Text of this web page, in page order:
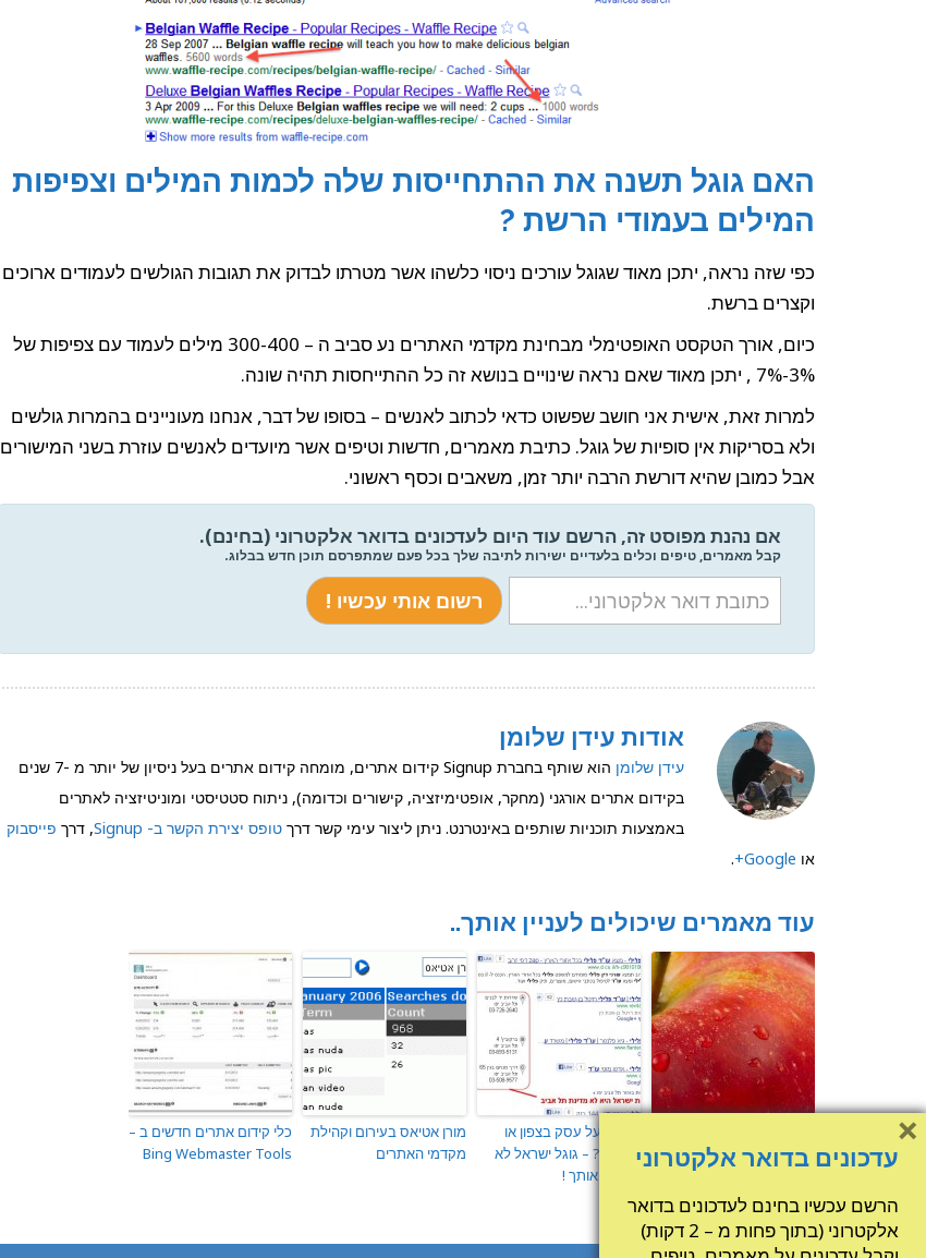
האם גוגל תשנה את ההתחייסות שלה לכמות המילים וצפיפות
המילים בעמודי הרשת ?
כפי שזה נראה, יתכן מאוד שגוגל עורכים ניסוי כלשהו אשר מטרתו לבדוק את תגובות הגולשים לעמודים ארוכים
וקצרים ברשת.
כיום, אורך הטקסט האופטימלי מבחינת מקדמי האתרים נע סביב ה – 300-400 מילים לעמוד עם צפיפות של
3%-7% , יתכן מאוד שאם נראה שינויים בנושא זה כל ההתייחסות תהיה שונה.
למרות זאת, אישית אני חושב שפשוט כדאי לכתוב לאנשים – בסופו של דבר, אנחנו מעוניינים בהמרות גולשים
ולא בסריקות אין סופיות של גוגל. כתיבת מאמרים, חדשות וטיפים אשר מיועדים לאנשים עוזרת בשני המישורים
אבל כמובן שהיא דורשת הרבה יותר זמן, משאבים וכסף ראשוני.
אם נהנת מפוסט זה, הרשם עוד היום לעדכונים בדואר אלקטרוני (בחינם).
קבל מאמרים, טיפים וכלים בלעדיים ישירות לתיבה שלך בכל פעם שמתפרסם תוכן חדש בבלוג.
אודות עידן שלומן
עידן שלומן
הוא שותף בחברת Signup קידום אתרים, מומחה קידום אתרים בעל ניסיון של יותר מ -7 שנים
בקידום אתרים אורגני (מחקר, אופטימיזציה, קישורים וכדומה), ניתוח סטטיסטי ומוניטיזציה לאתרים
באמצעות תוכניות שותפים באינטרנט. ניתן ליצור עימי קשר דרך טופס יצירת הקשר ב- Signup , דרך פייסבוק
או Google+
.
עוד מאמרים שיכולים לעניין אותך..
סודוקו בקלות
אתה בעל עסק בצפון או
בדרום ? – גוגל ישראל לא
סופרת אותך !
מורן אטיאס בעירום וקהילת
מקדמי האתרים
כלי קידום אתרים חדשים ב –
Bing Webmaster Tools
עדכונים בדואר אלקטרוני
הרשם עכשיו בחינם לעדכונים בדואר
אלקטרוני (בתוך פחות מ – 2 דקות)
×